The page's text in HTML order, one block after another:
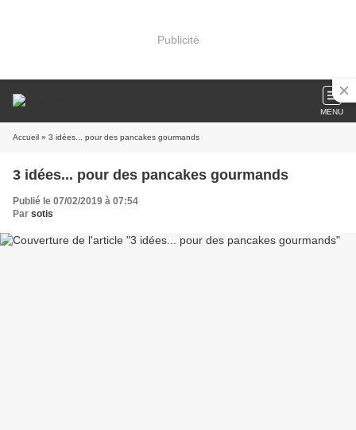
Publicité
MENU
Accueil » 3 idées... pour des pancakes gourmands
3 idées... pour des pancakes gourmands
Publié le 07/02/2019 à 07:54
Par sotis